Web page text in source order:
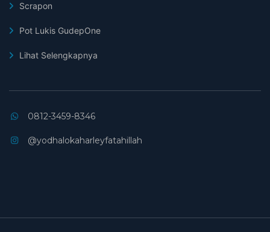
Scrapon
Pot Lukis GudepOne
Lihat Selengkapnya
0812-3459-8346
@yodhalokaharleyfatahillah